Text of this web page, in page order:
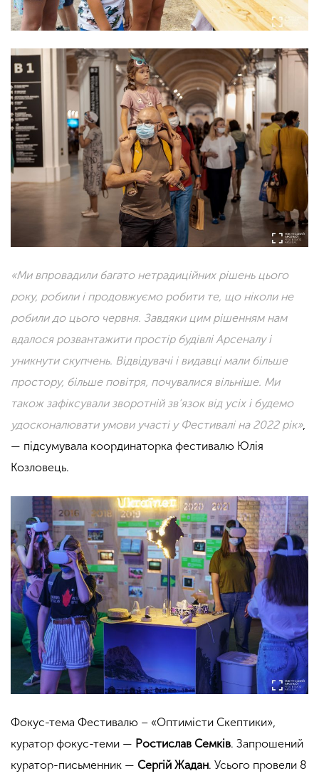
«Ми впровадили багато нетрадиційних рішень цього
року, робили і продовжуємо робити те, що ніколи не
робили до цього червня. Завдяки цим рішенням нам
вдалося розвантажити простір будівлі Арсеналу і
уникнути скупчень. Відвідувачі і видавці мали більше
простору, більше повітря, почувалися вільніше. Ми
також зафіксували зворотній зв’язок від усіх і будемо
удосконалювати умови участі у Фестивалі на 2022 рік»,
— підсумувала координаторка фестивалю Юлія
Козловець.
Фокус-тема Фестивалю – «Оптимісти Скептики»,
куратор фокус-теми — Ростислав Семків. Запрошений
куратор-письменник — Сергій Жадан. Усього провели 8